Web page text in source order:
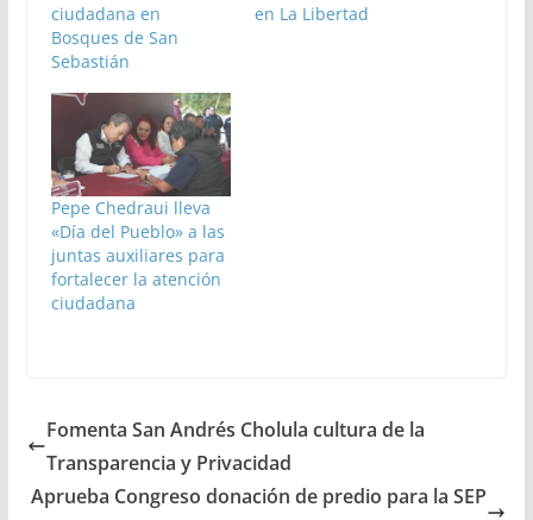
ciudadana en
Bosques de San
Sebastián
en La Libertad
Pepe Chedraui lleva
«Día del Pueblo» a las
juntas auxiliares para
fortalecer la atención
ciudadana
Fomenta San Andrés Cholula cultura de la
Transparencia y Privacidad
Aprueba Congreso donación de predio para la SEP